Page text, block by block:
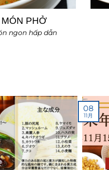
PHỞ
ngon hấp dẫn
08
11月